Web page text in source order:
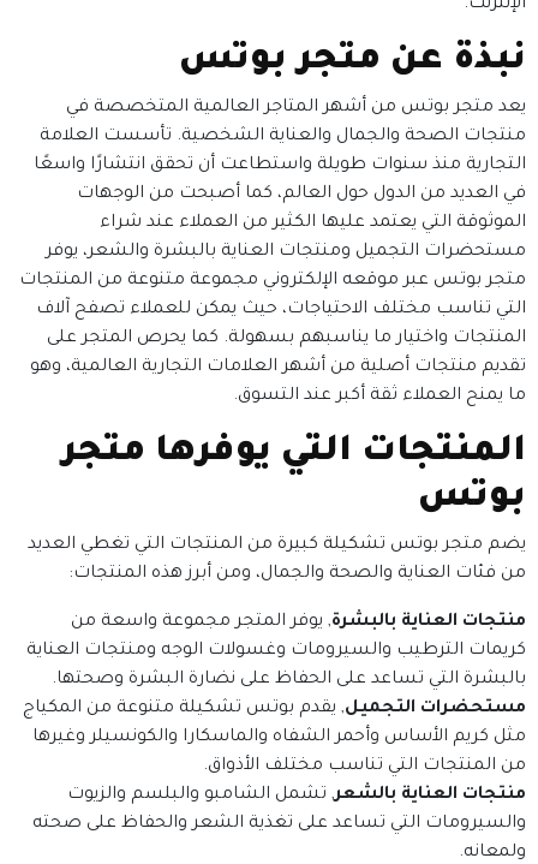
الإنترنت.
نبذة عن متجر بوتس
يعد متجر بوتس من أشهر المتاجر العالمية المتخصصة في
منتجات الصحة والجمال والعناية الشخصية. تأسست العلامة
التجارية منذ سنوات طويلة واستطاعت أن تحقق انتشارًا واسعًا
في العديد من الدول حول العالم، كما أصبحت من الوجهات
الموثوقة التي يعتمد عليها الكثير من العملاء عند شراء
مستحضرات التجميل ومنتجات العناية بالبشرة والشعر، يوفر
متجر بوتس عبر موقعه الإلكتروني مجموعة متنوعة من المنتجات
التي تناسب مختلف الاحتياجات، حيث يمكن للعملاء تصفح آلاف
المنتجات واختيار ما يناسبهم بسهولة. كما يحرص المتجر على
تقديم منتجات أصلية من أشهر العلامات التجارية العالمية، وهو
ما يمنح العملاء ثقة أكبر عند التسوق.
المنتجات التي يوفرها متجر
بوتس
يضم متجر بوتس تشكيلة كبيرة من المنتجات التي تغطي العديد
من فئات العناية والصحة والجمال، ومن أبرز هذه المنتجات:
منتجات العناية بالبشرة, يوفر المتجر مجموعة واسعة من
كريمات الترطيب والسيرومات وغسولات الوجه ومنتجات العناية
بالبشرة التي تساعد على الحفاظ على نضارة البشرة وصحتها.
مستحضرات التجميل, يقدم بوتس تشكيلة متنوعة من المكياج
مثل كريم الأساس وأحمر الشفاه والماسكارا والكونسيلر وغيرها
من المنتجات التي تناسب مختلف الأذواق.
منتجات العناية بالشعر, تشمل الشامبو والبلسم والزيوت
والسيرومات التي تساعد على تغذية الشعر والحفاظ على صحته
ولمعانه.